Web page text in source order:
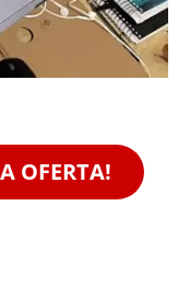
OFERTA!